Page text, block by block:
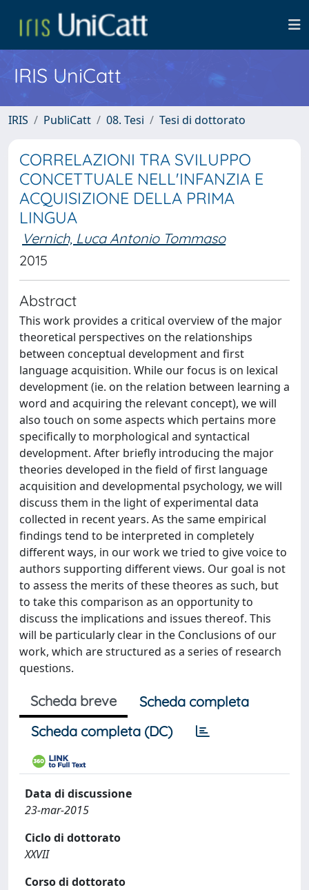
IRIS UniCatt
IRIS PubliCatt 08. Tesi Tesi di dottorato
CORRELAZIONI TRA SVILUPPO
CONCETTUALE NELL'INFANZIA E
ACQUISIZIONE DELLA PRIMA
LINGUA
Vernich, Luca Antonio Tommaso
2015
Abstract
This work provides a critical overview of the major
theoretical perspectives on the relationships
between conceptual development and first
language acquisition. While our focus is on lexical
development (ie. on the relation between learning a
word and acquiring the relevant concept), we will
also touch on some aspects which pertains more
specifically to morphological and syntactical
development. After briefly introducing the major
theories developed in the field of first language
acquisition and developmental psychology, we will
discuss them in the light of experimental data
collected in recent years. As the same empirical
findings tend to be interpreted in completely
different ways, in our work we tried to give voice to
authors supporting different views. Our goal is not
to assess the merits of these theores as such, but
to take this comparison as an opportunity to
discuss the implications and issues thereof. This
will be particularly clear in the Conclusions of our
work, which are structured as a series of research
questions.
Scheda breve
Scheda completa
Scheda completa (DC)
Data di discussione
23-mar-2015
Ciclo di dottorato
XXVII
Corso di dottorato